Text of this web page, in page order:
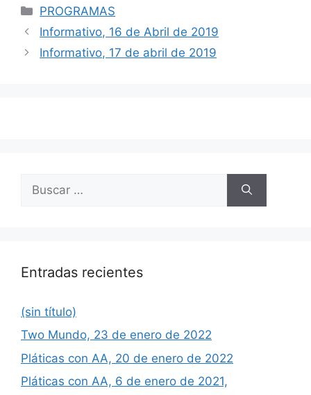
Categorías
PROGRAMAS
Navegación
de
Informativo, 16 de Abril de 2019
Informativo, 17 de abril de 2019
Entradas recientes
(sin título)
Two Mundo, 23 de enero de 2022
Pláticas con AA, 20 de enero de 2022
Pláticas con AA, 6 de enero de 2021,